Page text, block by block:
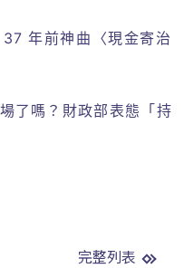
年前神曲〈現金寄治
了嗎？財政部表態「持
完整列表